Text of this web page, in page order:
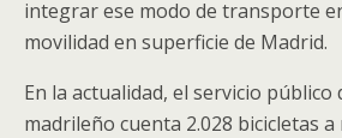
integrar ese modo de transporte
movilidad en superficie de Madrid.
En la actualidad, el servicio público
madrileño cuenta 2.028 bicicletas a